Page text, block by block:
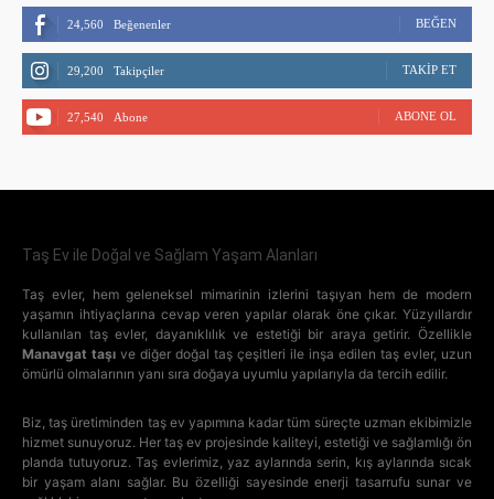
24,560 Beğenenler BEĞEN
29,200 Takipçiler TAKIP ET
27,540 Abone ABONE OL
Taş Ev ile Doğal ve Sağlam Yaşam Alanları
Taş evler, hem geleneksel mimarinin izlerini taşıyan hem de modern
yaşamın ihtiyaçlarına cevap veren yapılar olarak öne çıkar. Yüzyıllardır
kullanılan taş evler, dayanıklılık ve estetiği bir araya getirir. Özellikle
Manavgat taşı ve diğer doğal taş çeşitleri ile inşa edilen taş evler, uzun
ömürlü olmalarının yanı sıra doğaya uyumlu yapılarıyla da tercih edilir.
Biz, taş üretiminden taş ev yapımına kadar tüm süreçte uzman ekibimizle
hizmet sunuyoruz. Her taş ev projesinde kaliteyi, estetiği ve sağlamlığı ön
planda tutuyoruz. Taş evlerimiz, yaz aylarında serin, kış aylarında sıcak
bir yaşam alanı sağlar. Bu özelliği sayesinde enerji tasarrufu sunar ve